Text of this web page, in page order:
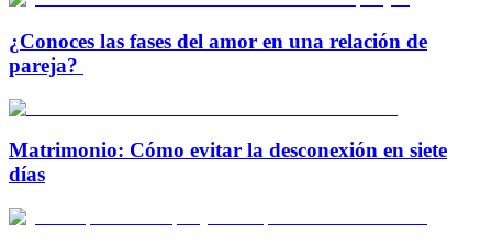
¿Conoces las fases del amor en una relación de
pareja?
Matrimonio: Cómo evitar la desconexión en siete
días